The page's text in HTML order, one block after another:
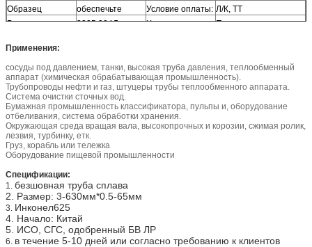
Образец обеспечьте Условие оплаты: Л/К, ТТ
Ранг:
2205 904Л Характеристики: Превосходная
кислотной коррозии
Применения:
сосуды под давлением, танки, высокая труба давления, теплообменный
аппарат (химическая обрабатывающая промышленность).
Трубопроводы нефти и газ, штуцеры трубы теплообменного аппарата.
Система очистки сточных вод.
Бумажная промышленность классификатора, пульпы и, оборудование
отбеливания, система обработки хранения.
Окружающая среда вращая вала, высокопрочных и корозии, сжимая ролик,
лезвия, турбинку, етк.
Груз, корабль или тележка
Оборудование пищевой промышленности
Спецификации:
1. безшовная труба сплава
2. Размер: 3-630мм*0.5-65мм
3. Инконел625
4. Начало: Китай
5. ИСО, СГС, одобренный БВ ЛР
6. в течение 5-10 дней или согласно требованию к клиентов